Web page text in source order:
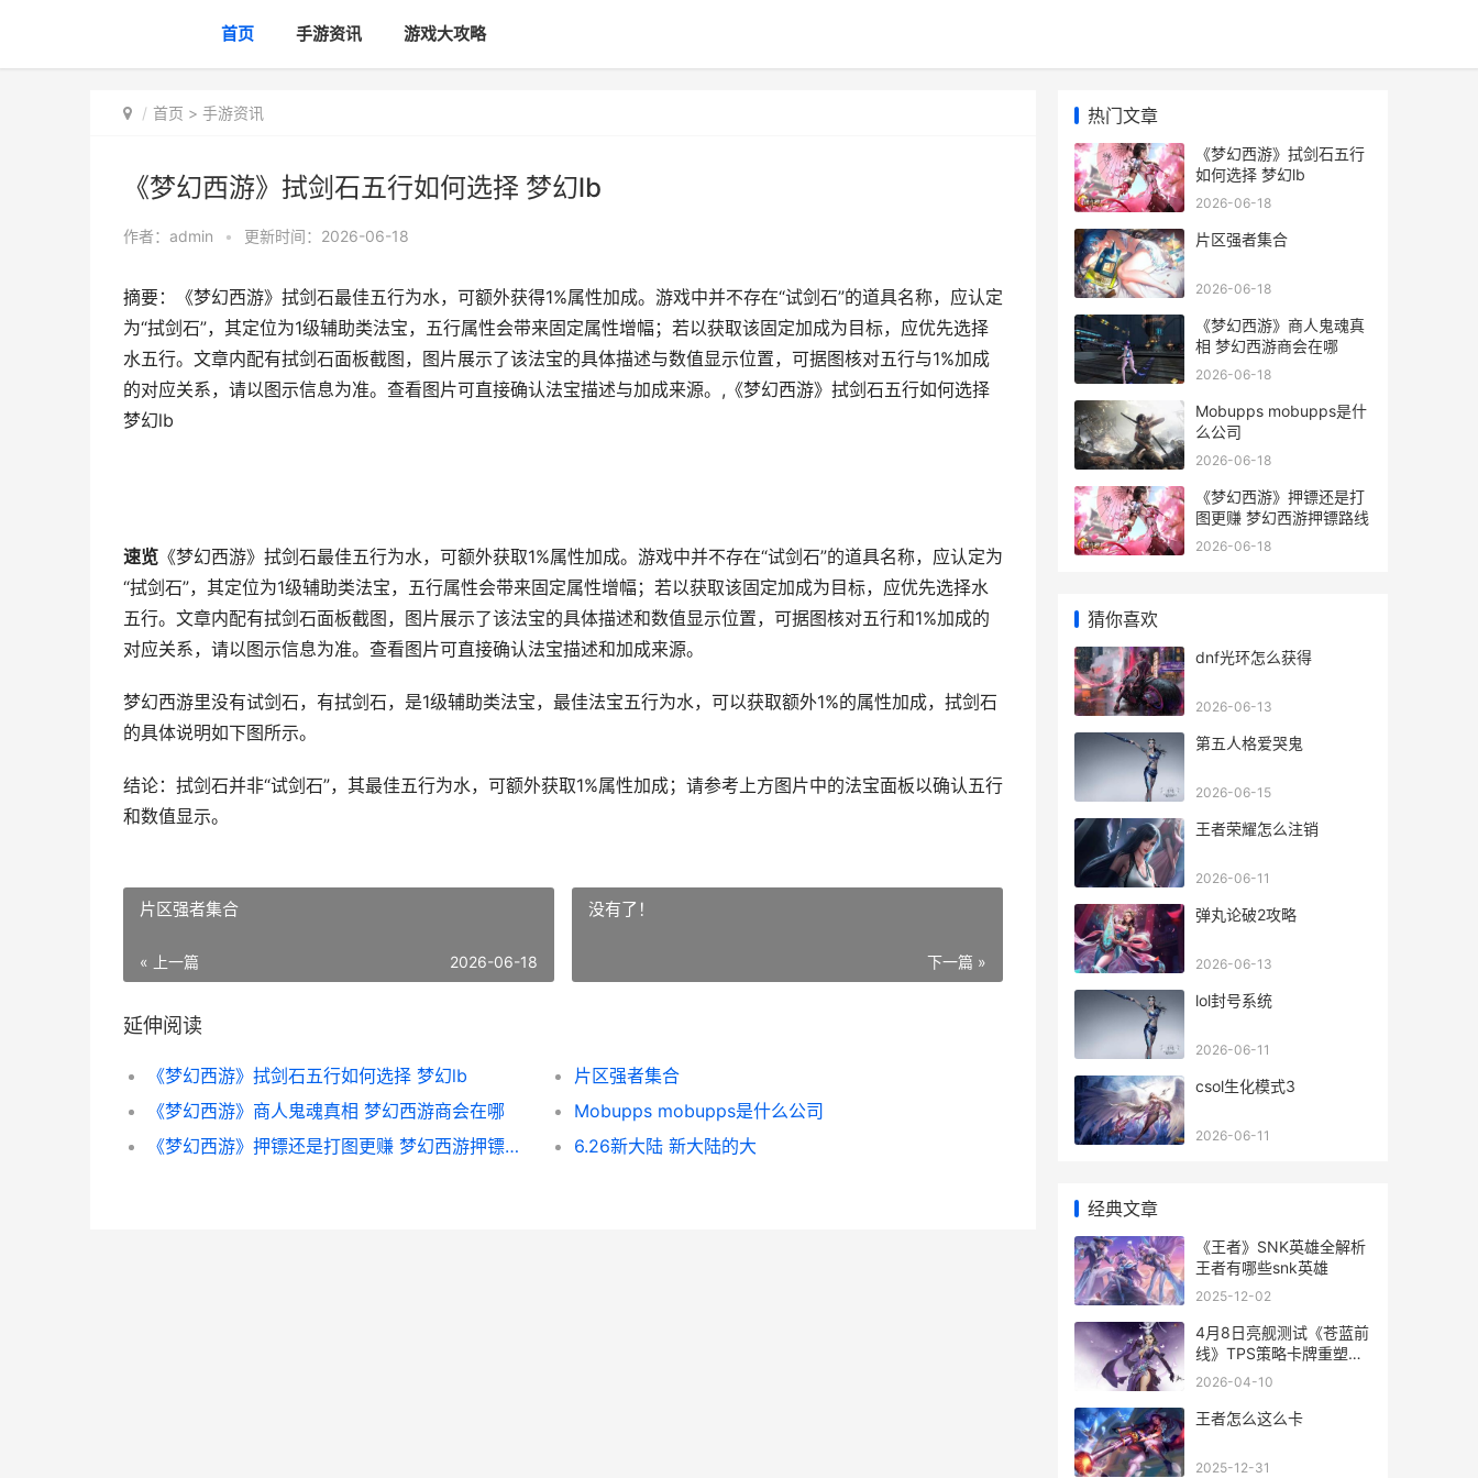
首页 手游资讯 游戏大攻略
首页 > 手游资讯
《梦幻西游》拭剑石五行如何选择 梦幻lb
作者： admin • 更新时间：2026-06-18
摘要：《梦幻西游》拭剑石最佳五行为水，可额外获得1%属性加成。游戏中并不存在“试剑石”的道具名称，应认定
为“拭剑石”，其定位为1级辅助类法宝，五行属性会带来固定属性增幅；若以获取该固定加成为目标，应优先选择
水五行。文章内配有拭剑石面板截图，图片展示了该法宝的具体描述与数值显示位置，可据图核对五行与1%加成
的对应关系，请以图示信息为准。查看图片可直接确认法宝描述与加成来源。,《梦幻西游》拭剑石五行如何选择
梦幻lb
速览 《梦幻西游》拭剑石最佳五行为水，可额外获取1%属性加成。游戏中并不存在“试剑石”的道具名称，应认定为
“拭剑石”，其定位为1级辅助类法宝，五行属性会带来固定属性增幅；若以获取该固定加成为目标，应优先选择水
五行。文章内配有拭剑石面板截图，图片展示了该法宝的具体描述和数值显示位置，可据图核对五行和1%加成的
对应关系，请以图示信息为准。查看图片可直接确认法宝描述和加成来源。
梦幻西游里没有试剑石，有拭剑石，是1级辅助类法宝，最佳法宝五行为水，可以获取额外1%的属性加成，拭剑石
的具体说明如下图所示。
结论：拭剑石并非“试剑石”，其最佳五行为水，可额外获取1%属性加成；请参考上方图片中的法宝面板以确认五行
和数值显示。
片区强者集合
« 上一篇 2026-06-18
没有了！
下一篇 »
延伸阅读
《梦幻西游》拭剑石五行如何选择 梦幻lb
片区强者集合
《梦幻西游》商人鬼魂真相 梦幻西游商会在哪
Mobupps mobupps是什么公司
《梦幻西游》押镖还是打图更赚 梦幻西游押镖路线
6.26新大陆 新大陆的大
热门文章
《梦幻西游》拭剑石五行
如何选择 梦幻lb
2026-06-18
片区强者集合
2026-06-18
《梦幻西游》商人鬼魂真
相 梦幻西游商会在哪
2026-06-18
Mobupps mobupps是什
么公司
2026-06-18
《梦幻西游》押镖还是打
图更赚 梦幻西游押镖路线
2026-06-18
猜你喜欢
dnf光环怎么获得
2026-06-13
第五人格爱哭鬼
2026-06-15
王者荣耀怎么注销
2026-06-11
弹丸论破2攻略
2026-06-13
lol封号系统
2026-06-11
csol生化模式3
2026-06-11
经典文章
《王者》SNK英雄全解析
王者有哪些snk英雄
2025-12-02
4月8日亮舰测试《苍蓝前
线》TPS策略卡牌重塑海
战 4月8日亮舰测试
2026-04-10
王者怎么这么卡
2025-12-31